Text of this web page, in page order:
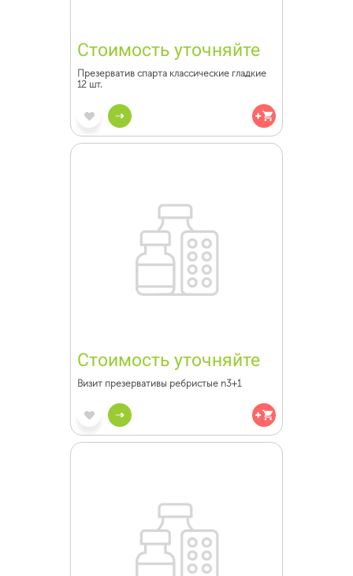
Стоимость уточняйте
Презерватив спарта классические гладкие
12 шт.
Стоимость уточняйте
Визит презервативы ребристые n3+1